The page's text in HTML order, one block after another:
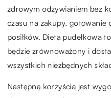
zdrowym odżywianiem bez
czasu na zakupy, gotowanie
posiłków. Dieta pudełkowa
będzie zrównoważony i
wszystkich niezbędnych
Następną korzyścią jest